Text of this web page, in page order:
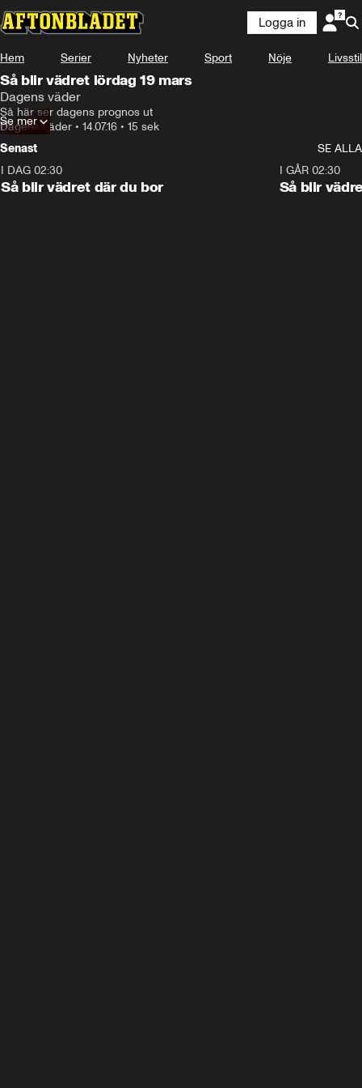
Logga in
Hem Serier Nyheter Sport Nöje Livsstil
Så blir vädret lördag 19 mars
Dagens väder
Så här ser dagens prognos ut
Dagens väder • 14.07.16 • 15 sek
Se mer
Senast
SE ALLA
I DAG 02:30
Så blir vädret där du bor
I GÅR 02:30
Så blir